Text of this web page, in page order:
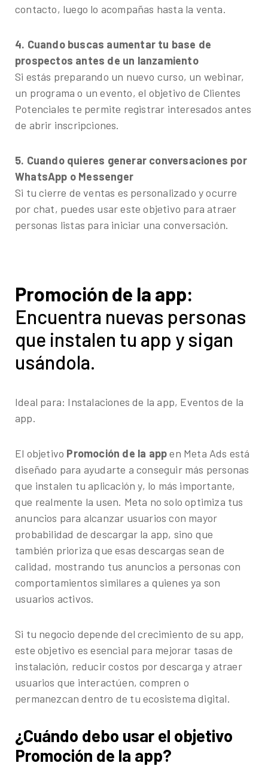
contacto, luego lo acompañas hasta la venta.
4. Cuando buscas aumentar tu base de
prospectos antes de un lanzamiento
Si estás preparando un nuevo curso, un webinar,
un programa o un evento, el objetivo de Clientes
Potenciales te permite registrar interesados antes
de abrir inscripciones.
5. Cuando quieres generar conversaciones por
WhatsApp o Messenger
Si tu cierre de ventas es personalizado y ocurre
por chat, puedes usar este objetivo para atraer
personas listas para iniciar una conversación.
Promoción de la app:
Encuentra nuevas personas
que instalen tu app y sigan
usándola.
Ideal para: Instalaciones de la app, Eventos de la
app.
El objetivo Promoción de la appen Meta Ads está
diseñado para ayudarte a conseguir más personas
que instalen tu aplicación y, lo más importante,
que realmente la usen. Meta no solo optimiza tus
anuncios para alcanzar usuarios con mayor
probabilidad de descargar la app, sino que
también prioriza que esas descargas sean de
calidad, mostrando tus anuncios a personas con
comportamientos similares a quienes ya son
usuarios activos.
Si tu negocio depende del crecimiento de su app,
este objetivo es esencial para mejorar tasas de
instalación, reducir costos por descarga y atraer
usuarios que interactúen, compren o
permanezcan dentro de tu ecosistema digital.
¿Cuándo debo usar el objetivo
Promoción de la app?